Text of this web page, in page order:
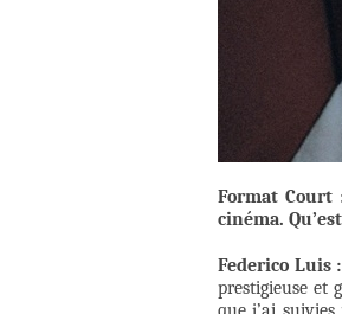
Format Court
cinéma.
Federico Luis :
prestigieuse et